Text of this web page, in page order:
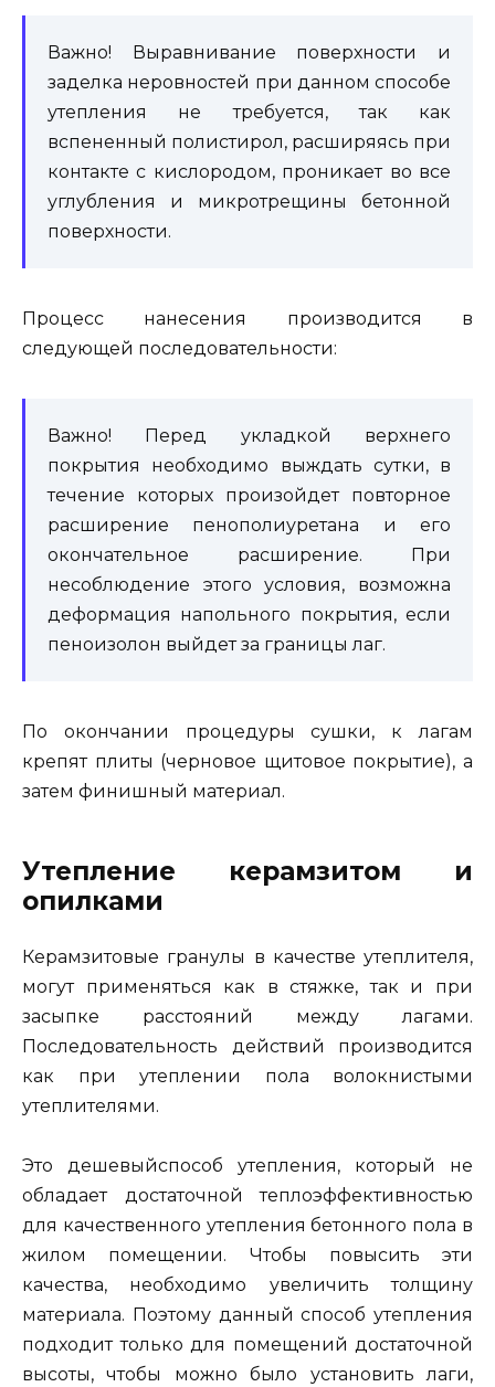
Важно! Выравнивание поверхности и
заделка неровностей при данном способе
утепления не требуется, так как
вспененный полистирол, расширяясь при
контакте с кислородом, проникает во все
углубления и микротрещины бетонной
поверхности.
Процесс нанесения производится в
следующей последовательности:
Важно! Перед укладкой верхнего
покрытия необходимо выждать сутки, в
течение которых произойдет повторное
расширение пенополиуретана и его
окончательное расширение. При
несоблюдение этого условия, возможна
деформация напольного покрытия, если
пеноизолон выйдет за границы лаг.
По окончании процедуры сушки, к лагам
крепят плиты (черновое щитовое покрытие), а
затем финишный материал.
Утепление керамзитом и
опилками
Керамзитовые гранулы в качестве утеплителя,
могут применяться как в стяжке, так и при
засыпке расстояний между лагами.
Последовательность действий производится
как при утеплении пола волокнистыми
утеплителями.
Это дешевыйспособ утепления, который не
обладает достаточной теплоэффективностью
для качественного утепления бетонного пола в
жилом помещении. Чтобы повысить эти
качества, необходимо увеличить толщину
материала. Поэтому данный способ утепления
подходит только для помещений достаточной
высоты, чтобы можно было установить лаги,